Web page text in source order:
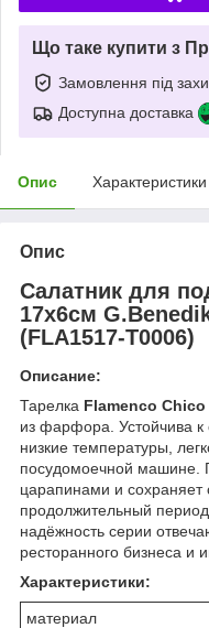
Що таке купити з
Замовлення під
Доступна доставка
Опис Характеристики
Опис
Салатник для
17х6см
(FLA1517-T0006)
Описание:
Тарелка Flamenco Chico
из фарфора. Устойчива
низкие температуры,
посудомоечной машине.
царапинами и сохраняет
продолжительный
надёжность серии
ресторанного бизнеса и
Характеристики:
материал